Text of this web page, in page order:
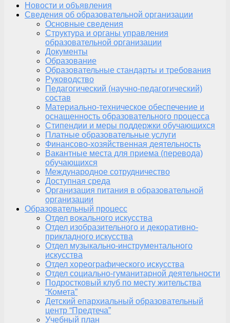
Новости и объявления
Сведения об образовательной организации
Основные сведения
Структура и органы управления
образовательной организации
Документы
Образование
Образовательные стандарты и требования
Руководство
Педагогический (научно-педагогический)
состав
Материально-техническое обеспечение и
оснащенность образовательного процесса
Стипендии и меры поддержки обучающихся
Платные образовательные услуги
Финансово-хозяйственная деятельность
Вакантные места для приема (перевода)
обучающихся
Международное сотрудничество
Доступная среда
Организация питания в образовательной
организации
Образовательный процесс
Отдел вокального искусства
Отдел изобразительного и декоративно-
прикладного искусства
Отдел музыкально-инструментального
искусства
Отдел хореографического искусства
Отдел социально-гуманитарной деятельности
Подростковый клуб по месту жительства
“Комета”
Детский епархиальный образовательный
центр “Предтеча”
Учебный план